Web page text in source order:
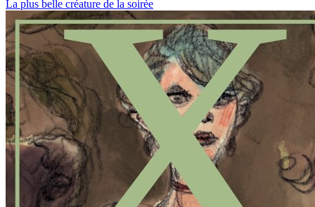
La plus belle créature de la soirée